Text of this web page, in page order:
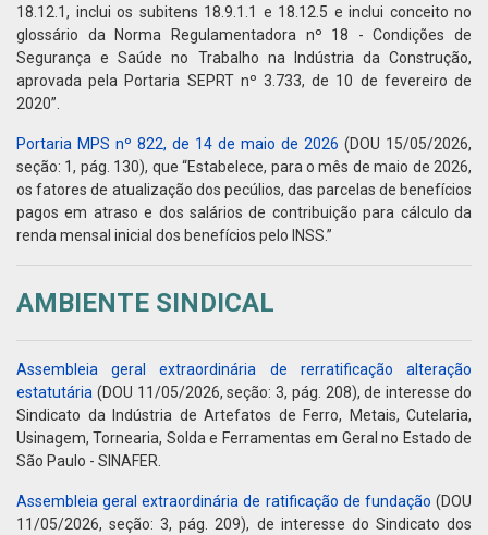
18.12.1, inclui os subitens 18.9.1.1 e 18.12.5 e inclui conceito no
glossário da Norma Regulamentadora nº 18 - Condições de
Segurança e Saúde no Trabalho na Indústria da Construção,
aprovada pela Portaria SEPRT nº 3.733, de 10 de fevereiro de
2020”.
Portaria MPS nº 822, de 14 de maio de 2026 (DOU 15/05/2026,
seção: 1, pág. 130), que “Estabelece, para o mês de maio de 2026,
os fatores de atualização dos pecúlios, das parcelas de benefícios
pagos em atraso e dos salários de contribuição para cálculo da
renda mensal inicial dos benefícios pelo INSS.”
AMBIENTE SINDICAL
Assembleia geral extraordinária de rerratificação alteração
estatutária (DOU 11/05/2026, seção: 3, pág. 208), de interesse do
Sindicato da Indústria de Artefatos de Ferro, Metais, Cutelaria,
Usinagem, Tornearia, Solda e Ferramentas em Geral no Estado de
São Paulo - SINAFER.
Assembleia geral extraordinária de ratificação de fundação (DOU
11/05/2026, seção: 3, pág. 209), de interesse do Sindicato dos